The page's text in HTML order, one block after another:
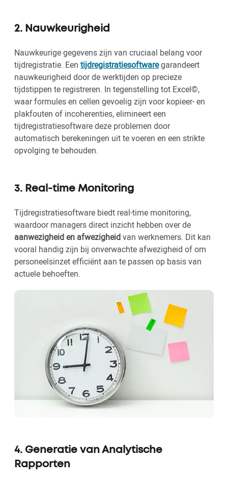
2. Nauwkeurigheid
Nauwkeurige gegevens zijn van cruciaal belang voor
tijdregistratie. Een tijdregistratiesoftwaregarandeert
nauwkeurigheid door de werktijden op precieze
tijdstippen te registreren. In tegenstelling tot Excel©,
waar formules en cellen gevoelig zijn voor kopieer- en
plakfouten of incoherenties, elimineert een
tijdregistratiesoftware deze problemen door
automatisch berekeningen uit te voeren en een strikte
opvolging te behouden.
3. Real-time Monitoring
Tijdregistratiesoftware biedt real-time monitoring,
waardoor managers direct inzicht hebben over de
aanwezigheid en afwezigheidvan werknemers. Dit kan
vooral handig zijn bij onverwachte afwezigheid of om
personeelsinzet efficiënt aan te passen op basis van
actuele behoeften.
4. Generatie van Analytische
Rapporten